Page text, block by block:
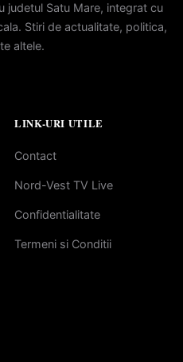
judetul Satu Mare, integrat cu
Stiri de actualitate, politica,
altele.
LINK-URI UTILE
Contact
Nord-Vest TV Live
Confidentialitate
Termeni si Conditii